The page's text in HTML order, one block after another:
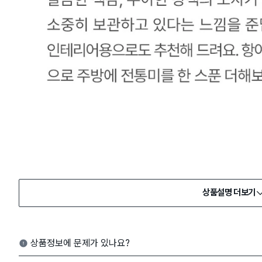
상품설명 더보기
상품정보에 문제가 있나요?